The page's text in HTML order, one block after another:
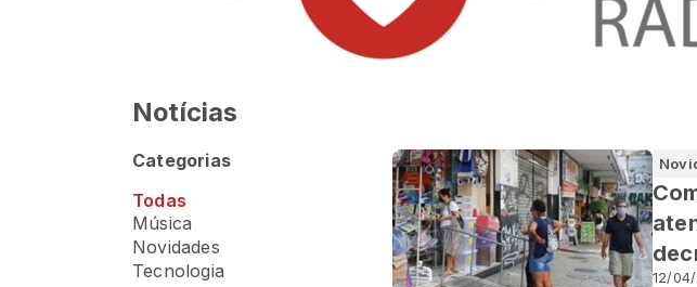
Notícias
Categorias
Todas
Música
Novidades
Tecnologia
12/